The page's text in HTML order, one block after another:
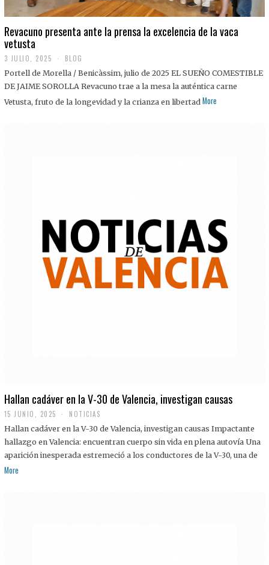
Revacuno presenta ante la prensa la excelencia de la vaca
vetusta
3 JULIO, 2025
J
U
I
BLOG
Portell de Morella / Benicàssim, julio de 2025 EL SUEÑO COMESTIBLE
DE JAIME SOROLLA Revacuno trae a la mesa la auténtica carne
Vetusta, fruto de la longevidad y la crianza en libertad More
Hallan cadáver en la V-30 de Valencia, investigan causas
15 JUNIO, 2025 NOTICIAS
Hallan cadáver en la V-30 de Valencia, investigan causas Impactante
hallazgo en Valencia: encuentran cuerpo sin vida en plena autovía Una
aparición inesperada estremeció a los conductores de la V-30, una de
More